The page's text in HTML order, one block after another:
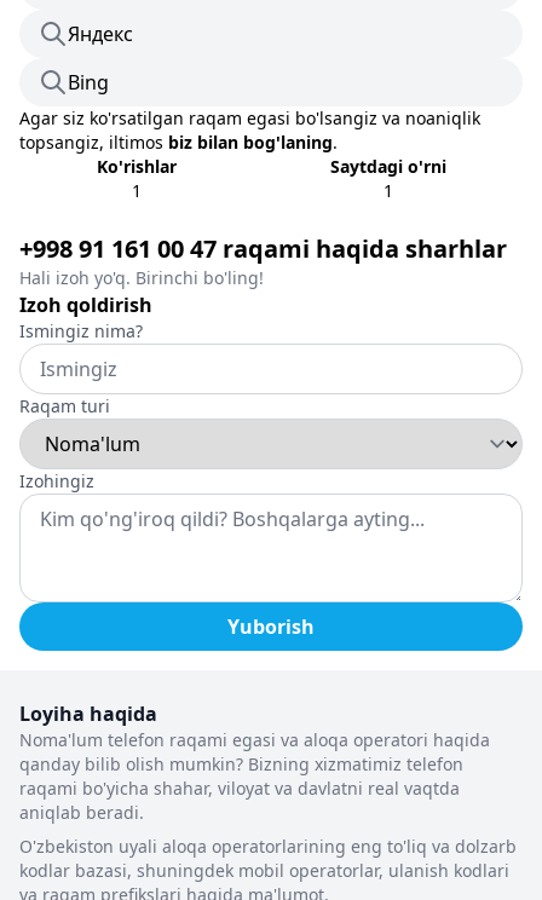
Яндекс
Bing
Agar siz ko'rsatilgan raqam egasi bo'lsangiz va noaniqlik
topsangiz, iltimos biz bilan bog'laning.
Ko'rishlar
1
Saytdagi o'rni
1
+998 91 161 00 47 raqami haqida sharhlar
Hali izoh yo'q. Birinchi bo'ling!
Izoh qoldirish
Ismingiz nima?
Raqam turi
Izohingiz
Yuborish
Loyiha haqida
Noma'lum telefon raqami egasi va aloqa operatori haqida
qanday bilib olish mumkin? Bizning xizmatimiz telefon
raqami bo'yicha shahar, viloyat va davlatni real vaqtda
aniqlab beradi.
O'zbekiston uyali aloqa operatorlarining eng to'liq va dolzarb
kodlar bazasi, shuningdek mobil operatorlar, ulanish kodlari
va raqam prefikslari haqida ma'lumot.